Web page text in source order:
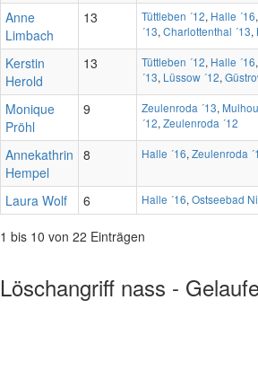
Anne
Limbach
13 Tüttleben ´12, Halle ´16
´13, Charlottenthal ´13,
Kerstin
Herold
13 Tüttleben ´12, Halle ´16
´13, Lüssow ´12,
Monique
Pröhl
9 Zeulenroda ´13,
´12, Zeulenroda ´12
Annekathrin
Hempel
8 Halle ´16, Zeulenroda
Laura Wolf 6 Halle ´16, Ostseebad
1 bis 10 von 22 Einträgen
Löschangriff nass -